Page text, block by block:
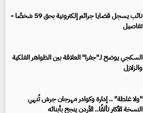
نائب يسجل قضايا جرائم إلكترونية بحق 59 شخصًا -
تفاصيل
السكجي يوضح لـ"جفرا" العلاقة بين الظواهر الفلكية
والزلازل
"ولا غلطة" .. إدارة وكوادر مهرجان جرش تُنهي
النسخة الأكثر تألقًا.. الأردن ينجح بأبنائه